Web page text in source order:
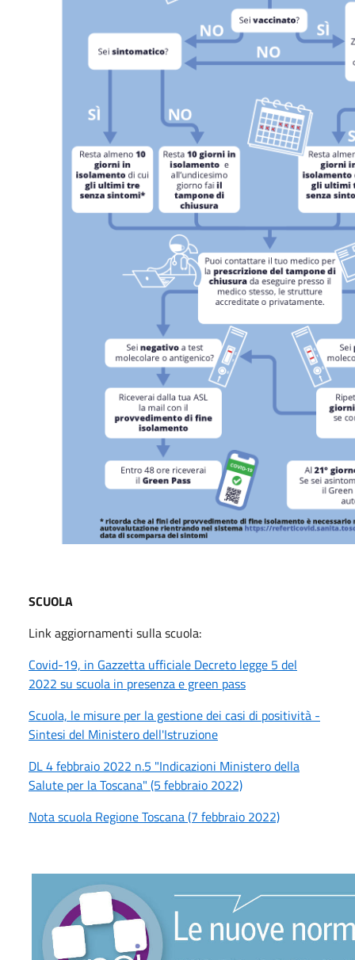
SCUOLA
Link aggiornamenti sulla scuola:
Covid-19, in Gazzetta ufficiale Decreto legge 5 del
2022 su scuola in presenza e green pass
Scuola, le misure per la gestione dei casi di positività -
Sintesi del Ministero dell'Istruzione
DL 4 febbraio 2022 n.5 "Indicazioni Ministero della
Salute per la Toscana" (5 febbraio 2022)
Nota scuola Regione Toscana (7 febbraio 2022)